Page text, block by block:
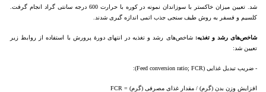
شد. تعیین میزان خاکستر با سوزاندان نمونه در کوره با حرارت 600 درجه سانتی گراد انجام گرفت.
کلسیم و فسفر به روش طیف سنجی جذب اتمی اندازه گیری شدند.
شاخص‌های رشد و تغذیه:شاخص‌های رشد و تغذیه در انتهای دورۀ پرورش با استفاده از روابط زیر
تعیین شد:
- ضریب تبدیل غذایی (Feed conversion ratio; FCR):
افزایش وزن بدن (گرم) / مقدار غذای مصرفی (گرم) = FCR